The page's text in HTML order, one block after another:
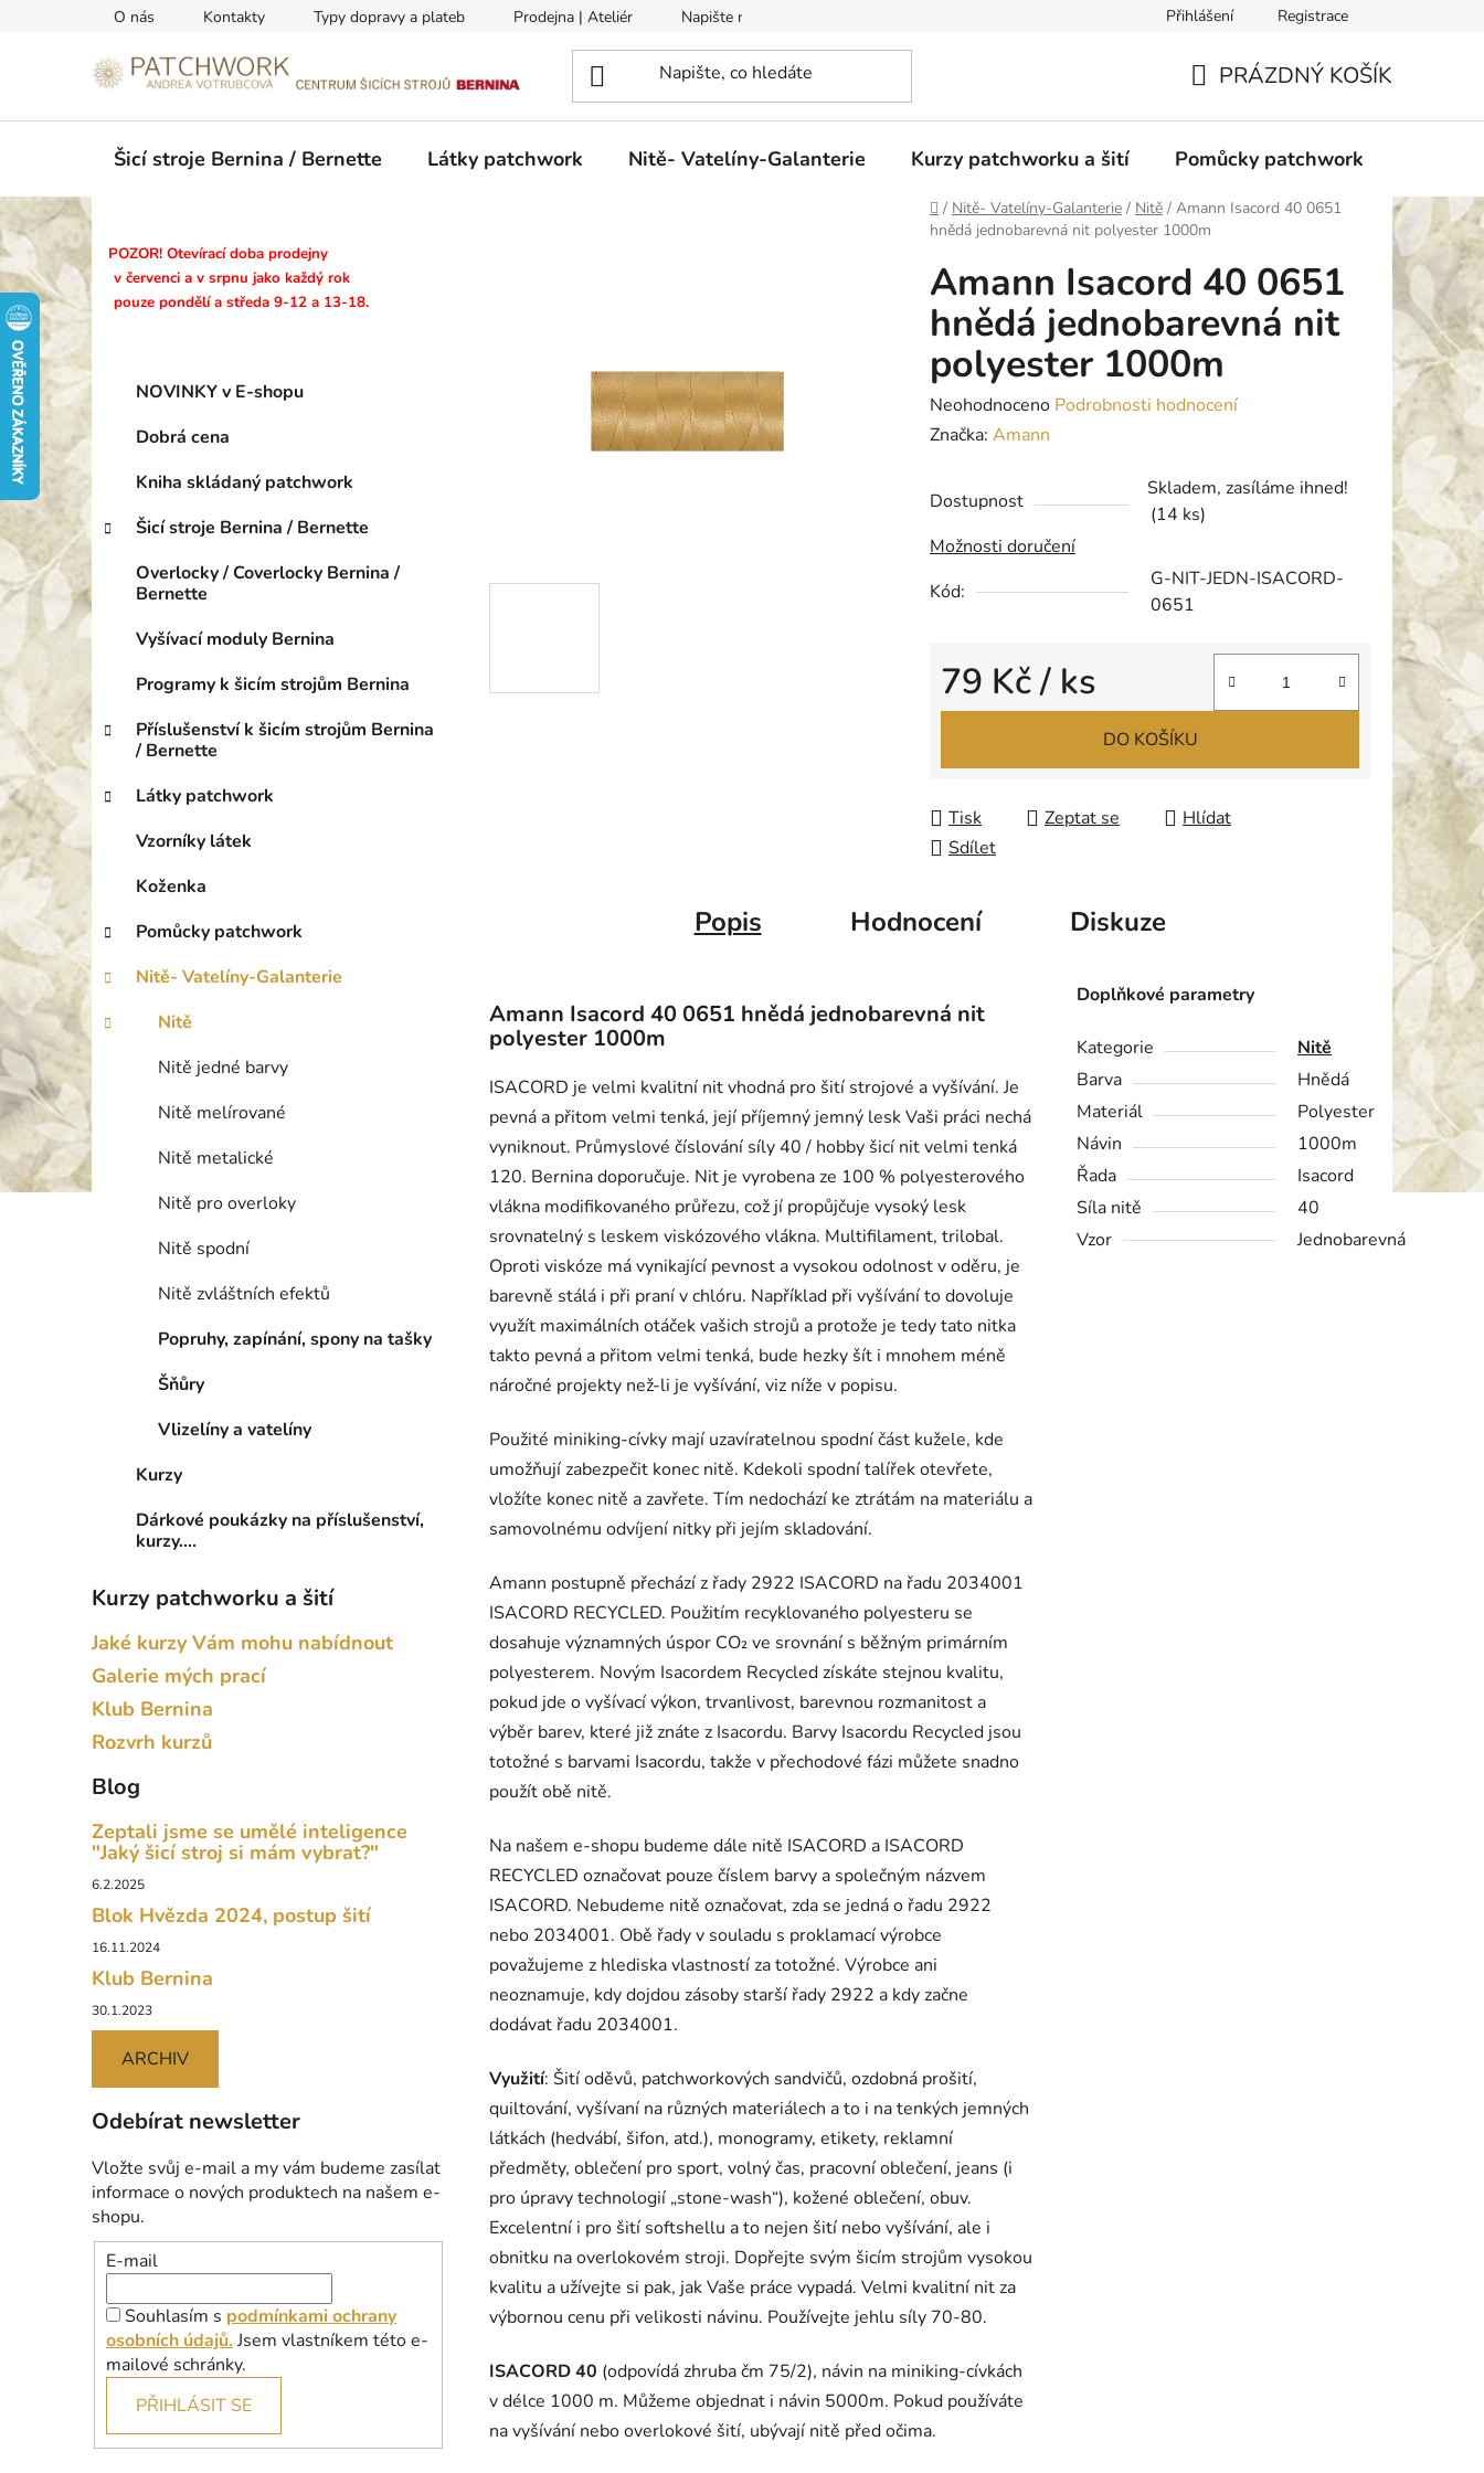
O nás Kontakty Typy dopravy a plateb Prodejna | Ateliér Napište nám Obchodní podmínky
Přihlášení Registrace
KOŠÍK
PRÁZDNÝ KOŠÍK
Šicí stroje Bernina / Bernette Látky patchwork Nitě- Vatelíny-Galanterie Kurzy patchworku a šití Pomůcky patchwork
Domů
/ Nitě- Vatelíny-Galanterie / Nitě / Amann Isacord 40 0651
hnědá jednobarevná nit polyester 1000m
P
o
s
r
í
a
e
POZOR! Otevírací doba prodejny
v červenci a v srpnu jako každý rok
pouze pondělí a středa 9-12 a 13-18.
Přeskočit
kategorie
K
g
o
i
NOVINKY v E-shopu
Dobrá cena
Kniha skládaný patchwork
Šicí stroje Bernina / Bernette
Overlocky / Coverlocky Bernina /
Bernette
Vyšívací moduly Bernina
Programy k šicím strojům Bernina
Příslušenství k šicím strojům Bernina
/ Bernette
Látky patchwork
Vzorníky látek
Koženka
Pomůcky patchwork
Nitě- Vatelíny-Galanterie
Nitě
Nitě jedné barvy
Nitě melírované
Nitě metalické
Nitě pro overloky
Nitě spodní
Nitě zvláštních efektů
Popruhy, zapínání, spony na tašky
Šňůry
Vlizelíny a vatelíny
Kurzy
Dárkové poukázky na příslušenství,
kurzy....
Kurzy patchworku a šití
Jaké kurzy Vám mohu nabídnout
Galerie mých prací
Klub Bernina
Rozvrh kurzů
Blog
Zeptali jsme se umělé inteligence
"Jaký šicí stroj si mám vybrat?"
6.2.2025
Blok Hvězda 2024, postup šití
16.11.2024
Klub Bernina
30.1.2023
ARCHIV
Odebírat newsletter
Vložte svůj e-mail a my vám budeme zasílat
informace o nových produktech na našem e-
shopu.
E-mail
Souhlasím s podmínkami ochrany
osobních údajů. Jsem vlastníkem této e-
mailové schránky.
PŘIHLÁSIT SE
Amann Isacord 40 0651
hnědá jednobarevná nit
polyester 1000m
Průměrné
hodnocení
je
z
5
Neohodnoceno Podrobnosti hodnocení
Značka: Amann
Dostupnost
Skladem, zasíláme ihned!
(14 ks)
Možnosti doručení
Kód:
G-NIT-JEDN-ISACORD-
0651
79 Kč/ ks
Měrná cena:
DO KOŠÍKU
Tisk Zeptat se
Hlídat
Sdílet
Popis Hodnocení Diskuze
Amann Isacord 40 0651 hnědá jednobarevná nit
polyester 1000m
ISACORD je velmi kvalitní nit vhodná pro šití strojové a vyšívání. Je
pevná a přitom velmi tenká, její příjemný jemný lesk Vaši práci nechá
vyniknout. Průmyslové číslování síly 40 / hobby šicí nit velmi tenká
120. Bernina doporučuje. Nit je vyrobena ze 100 % polyesterového
vlákna modifikovaného průřezu, což jí propůjčuje vysoký lesk
srovnatelný s leskem viskózového vlákna. Multifilament, trilobal.
Oproti viskóze má vynikající pevnost a vysokou odolnost v oděru, je
barevně stálá i při praní v chlóru. Například při vyšívání to dovoluje
využít maximálních otáček vašich strojů a protože je tedy tato nitka
takto pevná a přitom velmi tenká, bude hezky šít i mnohem méně
náročné projekty než-li je vyšívání, viz níže v popisu.
Použité miniking-cívky mají uzavíratelnou spodní část kužele, kde
umožňují zabezpečit konec nitě. Kdekoli spodní talířek otevřete,
vložíte konec nitě a zavřete. Tím nedochází ke ztrátám na materiálu a
samovolnému odvíjení nitky při jejím skladování.
Amann postupně přechází z řady 2922 ISACORD na řadu 2034001
ISACORD RECYCLED. Použitím recyklovaného polyesteru se
dosahuje významných úspor CO₂ ve srovnání s běžným primárním
polyesterem. Novým Isacordem Recycled získáte stejnou kvalitu,
pokud jde o vyšívací výkon, trvanlivost, barevnou rozmanitost a
výběr barev, které již znáte z Isacordu. Barvy Isacordu Recycled jsou
totožné s barvami Isacordu, takže v přechodové fázi můžete snadno
použít obě nitě.
Na našem e-shopu budeme dále nitě ISACORD a ISACORD
RECYCLED označovat pouze číslem barvy a společným názvem
ISACORD. Nebudeme nitě označovat, zda se jedná o řadu 2922
nebo 2034001. Obě řady v souladu s proklamací výrobce
považujeme z hlediska vlastností za totožné. Výrobce ani
neoznamuje, kdy dojdou zásoby starší řady 2922 a kdy začne
dodávat řadu 2034001.
Využití: Šití oděvů, patchworkových sandvičů, ozdobná prošití,
quiltování, vyšívaní na různých materiálech a to i na tenkých jemných
látkách (hedvábí, šifon, atd.), monogramy, etikety, reklamní
předměty, oblečení pro sport, volný čas, pracovní oblečení, jeans (i
pro úpravy technologií „stone-wash“), kožené oblečení, obuv.
Excelentní i pro šití softshellu a to nejen šití nebo vyšívání, ale i
obnitku na overlokovém stroji. Dopřejte svým šicím strojům vysokou
kvalitu a užívejte si pak, jak Vaše práce vypadá. Velmi kvalitní nit za
výbornou cenu při velikosti návinu. Používejte jehlu síly 70-80.
ISACORD 40 (odpovídá zhruba čm 75/2), návin na miniking-cívkách
v délce 1000 m. Můžeme objednat i návin 5000m. Pokud používáte
na vyšívání nebo overlokové šití, ubývají nitě před očima.
Doplňkové parametry
Kategorie
Nitě
Barva
Hnědá
Materiál
Polyester
Návin
1000m
Řada
Isacord
Síla nitě
40
Vzor
Jednobarevná